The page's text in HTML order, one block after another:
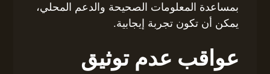
بمساعدة المعلومات الصحيحة والدعم المحلي،
يمكن أن تكون تجربة إيجابية.
عواقب عدم توثيق